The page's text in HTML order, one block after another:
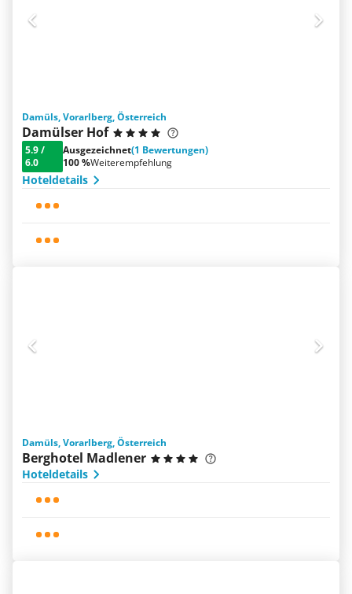
Damüls, Vorarlberg, Österreich
Damülser Hof
5.9/
6.0
Ausgezeichnet(1 Bewertungen)
100 %Weiterempfehlung
Hoteldetails
Damüls, Vorarlberg, Österreich
Berghotel Madlener
Hoteldetails